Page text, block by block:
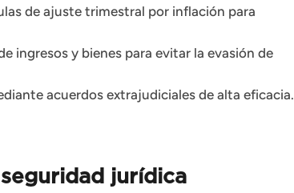
de ajuste trimestral por inflación para
ingresos y bienes para evitar la evasión de
acuerdos extrajudiciales de alta eficacia.
jurídica